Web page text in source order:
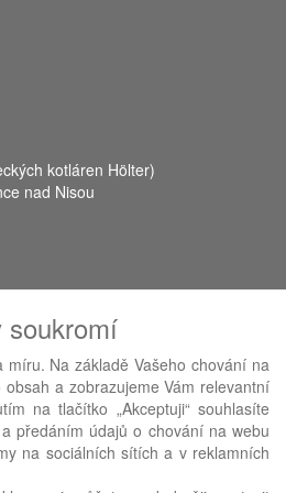
kotláren Hölter)
nad Nisou
soukromí
míru. Na základě Vašeho chování na
a zobrazujeme Vám relevantní
na tlačítko „Akceptuji“ souhlasíte
předáním údajů o chování na webu
na sociálních sítích a v reklamních